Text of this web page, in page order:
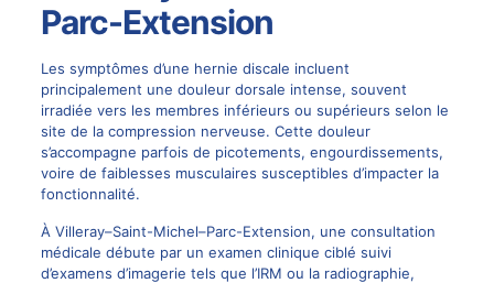
Parc-Extension
Les symptômes d’une hernie discale incluent
principalement une douleur dorsale intense, souvent
irradiée vers les membres inférieurs ou supérieurs selon le
site de la compression nerveuse. Cette douleur
s’accompagne parfois de picotements, engourdissements,
voire de faiblesses musculaires susceptibles d’impacter la
fonctionnalité.
À Villeray–Saint-Michel–Parc-Extension, une consultation
médicale débute par un examen clinique ciblé suivi
d’examens d’imagerie tels que l’IRM ou la radiographie,